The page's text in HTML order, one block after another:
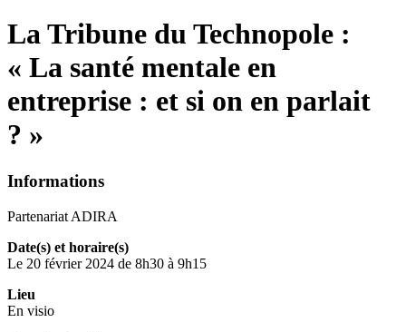
La Tribune du Technopole :
« La santé mentale en
entreprise : et si on en parlait
? »
Informations
Partenariat ADIRA
Date(s) et horaire(s)
Le 20 février 2024 de 8h30 à 9h15
Lieu
En visio